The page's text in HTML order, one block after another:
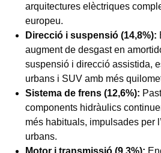
arquitectures elèctriques
europeu.
Direcció i suspensió (14,8%):
augment de desgast en
suspensió i direcció assistida,
urbans i SUV amb més
Sistema de frens (12,6%):
components hidràulics
més habituals, impulsades per
urbans.
Motor i transmissió (9,3%):